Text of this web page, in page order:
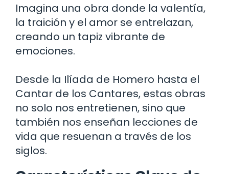
Imagina una obra donde la valentía,
la traición y el amor se entrelazan,
creando un tapiz vibrante de
emociones.
Desde la Ilíada de Homero hasta el
Cantar de los Cantares, estas obras
no solo nos entretienen, sino que
también nos enseñan lecciones de
vida que resuenan a través de los
siglos.